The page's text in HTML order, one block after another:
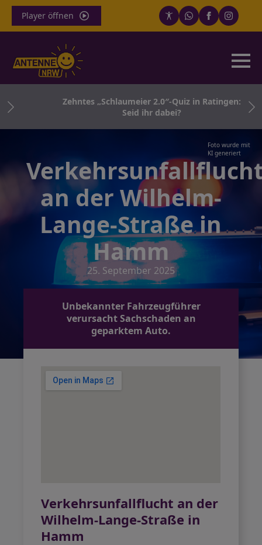
Player öffnen
Zehntes „Schlaumeier 2.0″-Quiz in Ratingen:
Seid ihr dabei?
Foto wurde mit
KI generiert
an der Wilhelm-
Lange-Straße in
Hamm
25. September 2025
Unbekannter Fahrzeugführer
verursacht Sachschaden an
geparktem Auto.
Verkehrsunfallflucht an der
Wilhelm-Lange-Straße in
Hamm